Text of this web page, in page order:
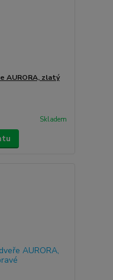
AURORA, zlatý
Skladem